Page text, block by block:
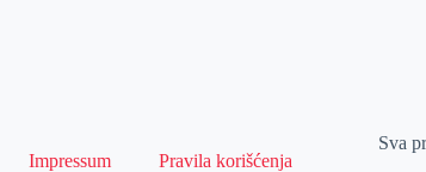
Impressum Pravila korišćenja
Sva